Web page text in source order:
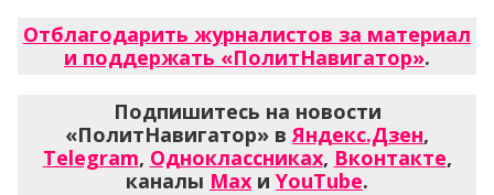
Отблагодарить журналистов за материал
и поддержать «ПолитНавигатор».
Подпишитесь на новости
«ПолитНавигатор» вЯндекс.Дзен,
Telegram, Одноклассниках, Вконтакте,
каналы Max и YouTube.